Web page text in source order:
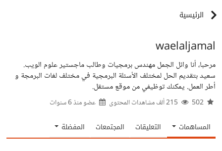
الرئيسية
waelaljamal
مرحبا، أنا وائل الجمل مهندس برمجيات وطالب ماجستير علوم الويب.
سعيد بتقديم الحل لمختلف الأسئلة البرمجية في مختلف لغات البرمجة و
أطر العمل. يمكنك توظيفي من موقع مستقل.
عضو منذ6 سنوات
المساهمات التعليقات المجتمعات المفضلة